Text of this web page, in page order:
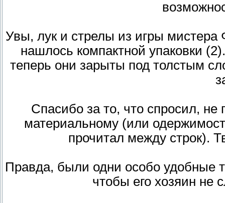
Увы, лук и стрелы из игры мистера
нашлось компактной упаковки
теперь они зарыты под толстым
Спасибо за то, что спросил, не
материальному (или
прочитал между строк).
Правда, были одни особо удобные
чтобы его хозяин не